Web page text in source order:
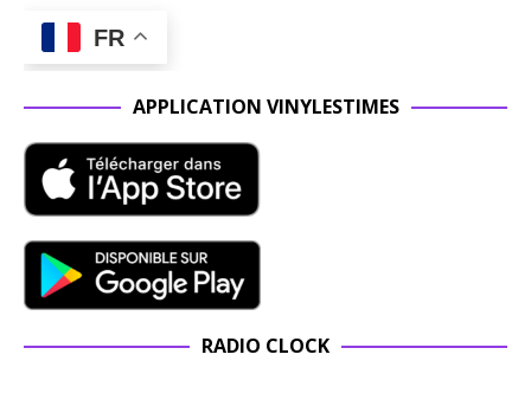
FR
APPLICATION VINYLESTIMES
RADIO CLOCK